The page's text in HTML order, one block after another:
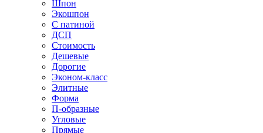
Шпон
Экошпон
С патиной
ДСП
Стоимость
Дешевые
Дорогие
Эконом-класс
Элитные
Форма
П-образные
Угловые
Прямые